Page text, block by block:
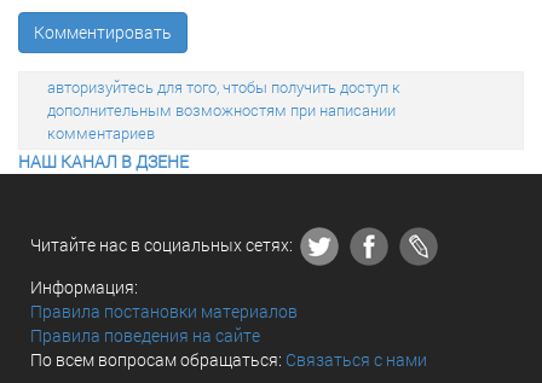
Комментировать
авторизуйтесь для того, чтобы получить доступ к
дополнительным возможностям при написании
комментариев
НАШ КАНАЛ В ДЗЕНЕ
Читайте нас в социальных сетях:
Информация:
Правила постановки материалов
Правила поведения на сайте
По всем вопросам обращаться: Связаться с нами